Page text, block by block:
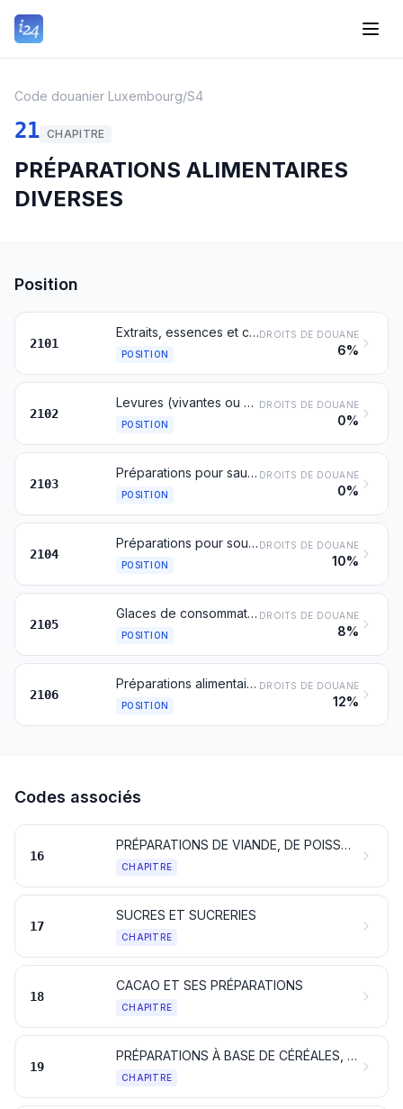
Code douanier Luxembourg/S4
21 CHAPITRE
PRÉPARATIONS ALIMENTAIRES
DIVERSES
Position
2101
Extraits, essences et concentrés de café, de thé ou de maté et préparations à base de ces produits ou à base de café, thé ou maté; chicorée torréfiée et autres succédanés torréfiés du café et leurs extraits, essences et concentrés
POSITION
DROITS DE DOUANE
6%
2102
Levures (vivantes ou mortes); autres micro-organismes monocellulaires morts (à l'exclusion des vaccins du no 3002); poudres à lever préparées
POSITION
DROITS DE DOUANE
0%
2103
Préparations pour sauces et sauces préparées; condiments et assaisonnements, composés; farine de moutarde et moutarde préparée
POSITION
DROITS DE DOUANE
0%
2104
Préparations pour soupes, potages ou bouillons; soupes, potages ou bouillons préparés; préparations alimentaires composites homogénéisées
POSITION
DROITS DE DOUANE
10%
2105
Glaces de consommation, même contenant du cacao
POSITION
DROITS DE DOUANE
8%
2106
Préparations alimentaires non dénommées ni comprises ailleurs
POSITION
DROITS DE DOUANE
12%
Codes associés
16
PRÉPARATIONS DE VIANDE, DE POISSONS, DE CRUSTACÉS, DE MOLLUSQUES, D’AUTRES INVERTÉBRÉS AQUATIQUES OU D’INSECTES
CHAPITRE
17
SUCRES ET SUCRERIES
CHAPITRE
18
CACAO ET SES PRÉPARATIONS
CHAPITRE
19
PRÉPARATIONS À BASE DE CÉRÉALES, DE FARINES, D'AMIDONS, DE FÉCULES OU DE LAIT; PÂTISSERIES
CHAPITRE